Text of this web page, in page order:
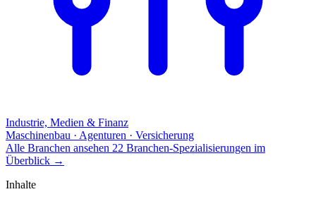
Industrie, Medien & Finanz
Maschinenbau · Agenturen · Versicherung
Alle Branchen ansehen 22 Branchen-Spezialisierungen im
Überblick →
Inhalte